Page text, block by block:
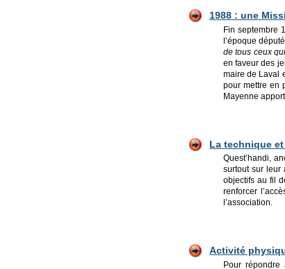
1988 : une
Fin septembre
l’époque
de tous ceux
en faveur des
maire de Laval
pour mettre en
Mayenne
La technique
Quest’handi,
surtout sur leur
objectifs au fil
renforcer
l’association.
Activité
Pour